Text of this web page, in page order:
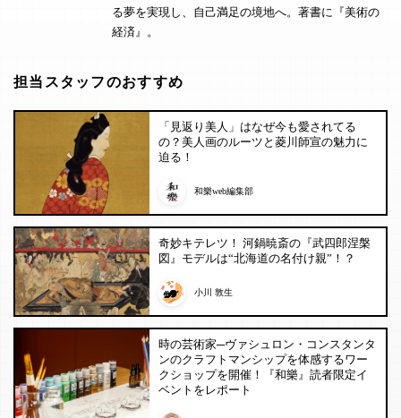
る夢を実現し、自己満足の境地へ。著書に『美術の
経済』。
担当スタッフのおすすめ
「見返り美人」はなぜ今も愛されてる
の？美人画のルーツと菱川師宣の魅力に
迫る！
和樂web編集部
奇妙キテレツ！ 河鍋暁斎の『武四郎涅槃
図』モデルは“北海道の名付け親”！？
小川 敦生
時の芸術家─ヴァシュロン・コンスタンタ
ンのクラフトマンシップを体感するワー
クショップを開催！『和樂』読者限定イ
ベントをレポート